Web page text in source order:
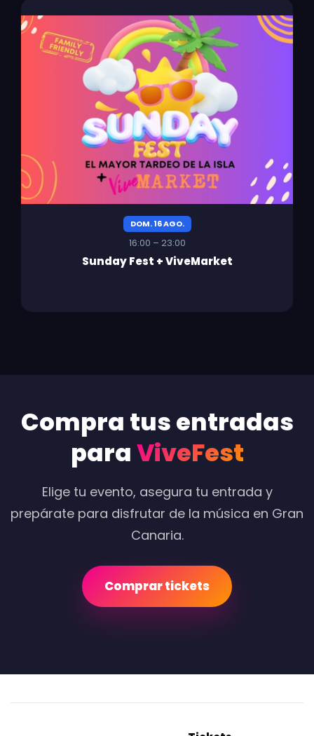
DOM. 16 AGO.
16:00 – 23:00
Sunday Fest + ViveMarket
Compra tus entradas
paraViveFest
Elige tu evento, asegura tu entrada y
prepárate para disfrutar de la música en Gran
Canaria.
Comprar tickets